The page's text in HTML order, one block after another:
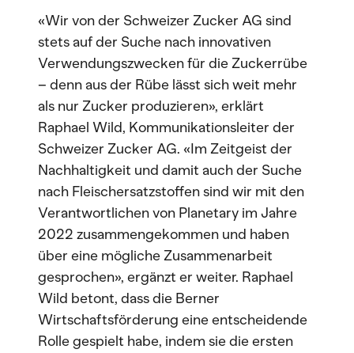
«Wir von der Schweizer Zucker AG sind
stets auf der Suche nach innovativen
Verwendungszwecken für die Zuckerrübe
– denn aus der Rübe lässt sich weit mehr
als nur Zucker produzieren», erklärt
Raphael Wild, Kommunikationsleiter der
Schweizer Zucker AG. «Im Zeitgeist der
Nachhaltigkeit und damit auch der Suche
nach Fleischersatzstoffen sind wir mit den
Verantwortlichen von Planetary im Jahre
2022 zusammengekommen und haben
über eine mögliche Zusammenarbeit
gesprochen», ergänzt er weiter. Raphael
Wild betont, dass die Berner
Wirtschaftsförderung eine entscheidende
Rolle gespielt habe, indem sie die ersten